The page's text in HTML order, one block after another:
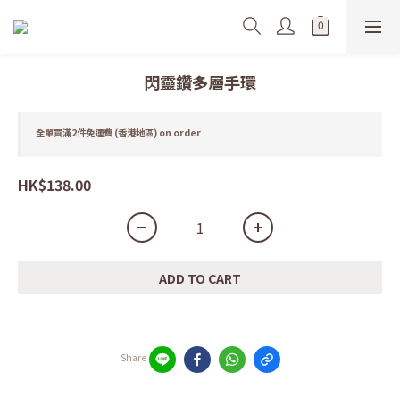
閃靈鑽多層手環
全單買滿2件免運費 (香港地區) on order
HK$138.00
ADD TO CART
Share